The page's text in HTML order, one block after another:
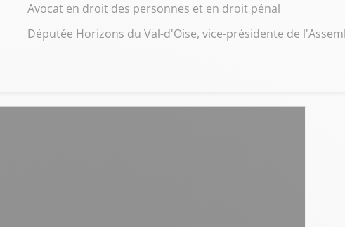
Avocat en droit des personnes et en droit pénal
Députée Horizons du Val-d'Oise, vice-présidente de